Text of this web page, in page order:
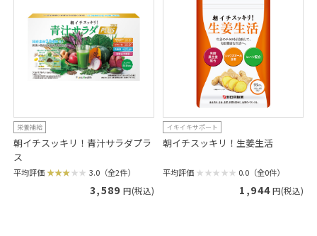
栄養補給
朝イチスッキリ！青汁サラダプラ
ス
平均評価 3.0（全2件）
3,589 円(税込)
イキイキサポート
朝イチスッキリ！生姜生活
平均評価 0.0（全0件）
1,944 円(税込)